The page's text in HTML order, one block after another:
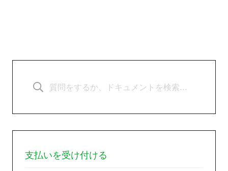
支払いを受け付ける